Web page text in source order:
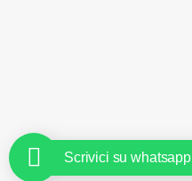
Scrivici su whatsapp